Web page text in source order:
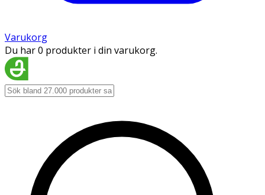
Varukorg
Du har 0 produkter i din varukorg.